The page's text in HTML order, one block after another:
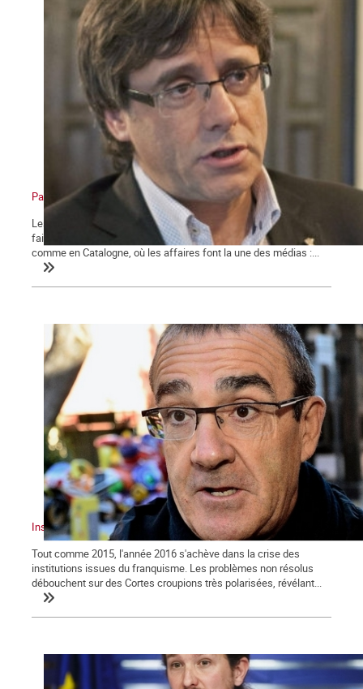
Pactes, corruption et lutte des classes
Les forces centrifuges ne cessent d'agiter l'État espagnol. Pour y
faire face, les tribunaux de la monarchie tournent à plein régime,
comme en Catalogne, où les affaires font la une des médias :...
Institutions en crise et nationalités
Tout comme 2015, l'année 2016 s'achève dans la crise des
institutions issues du franquisme. Les problèmes non résolus
débouchent sur des Cortes croupions très polarisées, révélant...